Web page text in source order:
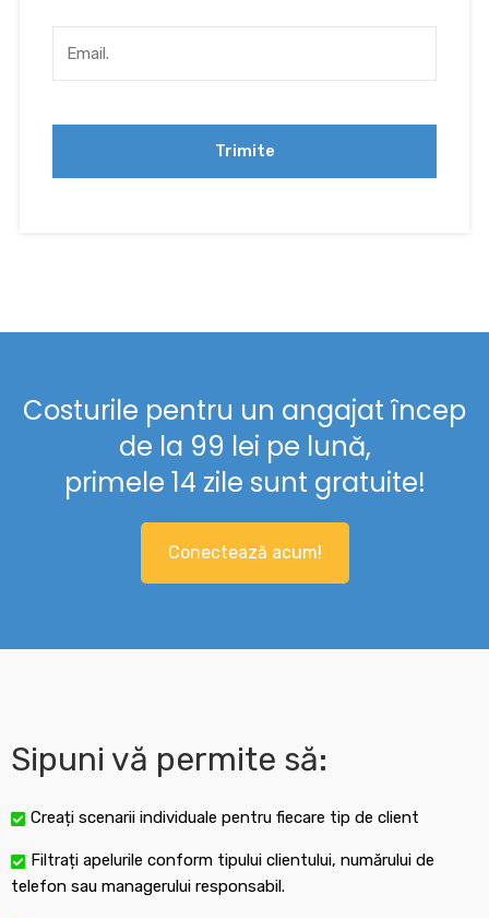
Costurile pentru un angajat încep
de la 99 lei pe lună,
primele 14 zile sunt gratuite!
Conectează acum!
Sipuni vă permite să:
Creați scenarii individuale pentru fiecare tip de client
Filtrați apelurile conform tipului clientului, numărului de
telefon sau managerului responsabil.